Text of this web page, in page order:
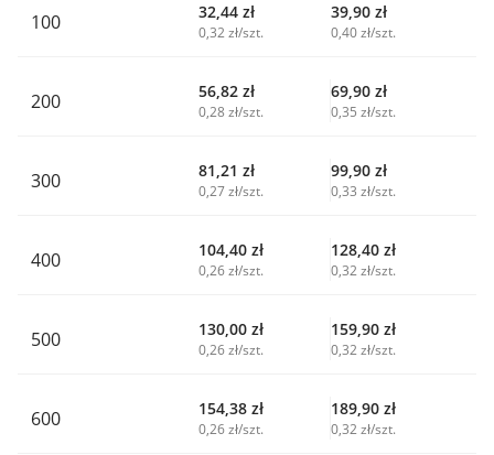
100
32,44 zł
0,32 zł/szt.
39,90 zł
0,40 zł/szt.
200 56,82 zł
0,28 zł/szt.
69,90 zł
0,35 zł/szt.
300 81,21 zł
0,27 zł/szt.
99,90 zł
0,33 zł/szt.
400 104,40 zł
0,26 zł/szt.
128,40 zł
0,32 zł/szt.
500 130,00 zł
0,26 zł/szt.
159,90 zł
0,32 zł/szt.
600 154,38 zł
0,26 zł/szt.
189,90 zł
0,32 zł/szt.